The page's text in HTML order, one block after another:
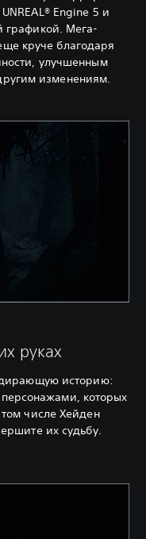
Engine 5 и
Мега-
круче благодаря
улучшенным
изменениям.
руках
историю:
которых
числе Хейден
их судьбу.